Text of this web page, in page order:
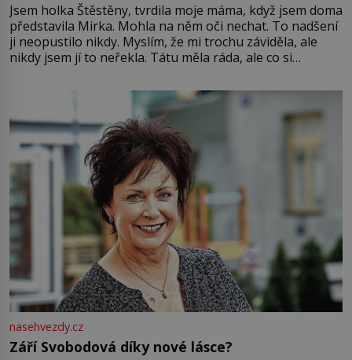
Jsem holka Štěstěny, tvrdila moje máma, když jsem doma
představila Mirka. Mohla na něm oči nechat. To nadšení
ji neopustilo nikdy. Myslím, že mi trochu záviděla, ale
nikdy jsem jí to neřekla. Tátu měla ráda, ale co si
Jsme spolu moc rádi Tehdy byla jiná doba, když
nasehvezdy.cz
Září Svobodová díky nové lásce?